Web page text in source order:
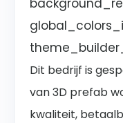
Dit bedrijf is
van 3D prefab
kwaliteit,